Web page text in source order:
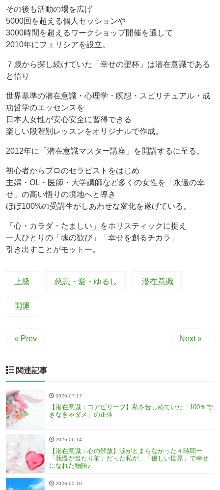
その後も活動の場を広げ
5000回を超える個人セッションや
3000時間を超えるワークショップ開催を通して
2010年にフェリシアを設立。
７歳から探し続けていた「幸せの聖杯」は潜在意識である
と悟り
世界基準の潜在意識・心理学・瞑想・スピリチュアル・成
功哲学のエッセンスを
日本人女性が安心安全に習得できる
楽しい段階別レッスンをオリジナルで作成。
2012年に「潜在意識マスター講座」を開講するに至る。
初心者からプロのセラピストをはじめ
主婦・OL・医師・大学講師など多くの女性を「永遠の幸
せ」の高い悟りの境地へと導き
ほぼ100%の受講生がしあわせな変化を遂げている。
「心・カラダ・たましい」をホリスティックに捉え
一人ひとりの「魂の歓び」「幸せを創るチカラ」
引き出すことがモットー。
上級 慈悲・愛・ゆるし 潜在意識
開運
« Prev Next »
関連記事
2026-07-17
【潜在意識：コアビリーフ】私を苦しめていた「100％で
きなきゃダメ」の正体
2026-06-14
【潜在意識：心の解放】涙がとまらなかった４時間ー
「我慢が当たり前」だった私が、「優しい世界」で幸せ
になれた物語♪
2026-05-10